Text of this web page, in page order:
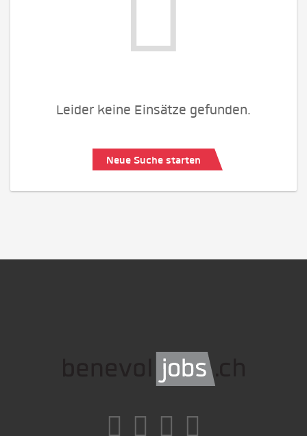
Leider keine Einsätze gefunden.
Neue Suche starten